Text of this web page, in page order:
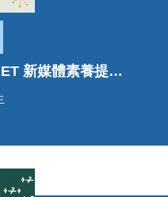
「Project NET 新媒體素養提升計劃」中學教材資源套